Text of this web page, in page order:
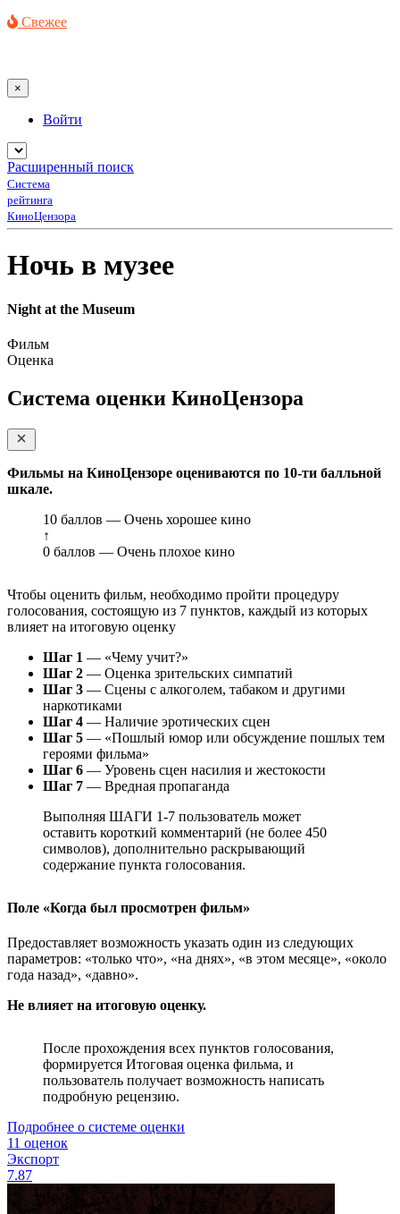
Свежее
×
Войти
Расширенный поиск
Система
рейтинга
КиноЦензора
Ночь в музее
Night at the Museum
Фильм
Оценка
Система оценки КиноЦензора
Фильмы на КиноЦензоре оцениваются по 10-ти балльной
шкале.
10 баллов — Очень хорошее кино
↑
0 баллов — Очень плохое кино
Чтобы оценить фильм, необходимо пройти процедуру
голосования, состоящую из 7 пунктов, каждый из которых
влияет на итоговую оценку
Шаг 1 — «Чему учит?»
Шаг 2 — Оценка зрительских симпатий
Шаг 3 — Сцены с алкоголем, табаком и другими
наркотиками
Шаг 4 — Наличие эротических сцен
Шаг 5 — «Пошлый юмор или обсуждение пошлых тем
героями фильма»
Шаг 6 — Уровень сцен насилия и жестокости
Шаг 7 — Вредная пропаганда
Выполняя ШАГИ 1-7 пользователь может
оставить короткий комментарий (не более 450
символов), дополнительно раскрывающий
содержание пункта голосования.
Поле «Когда был просмотрен фильм»
Предоставляет возможность указать один из следующих
параметров: «только что», «на днях», «в этом месяце», «около
года назад», «давно».
Не влияет на итоговую оценку.
После прохождения всех пунктов голосования,
формируется Итоговая оценка фильма, и
пользователь получает возможность написать
подробную рецензию.
Подробнее о системе оценки
11 оценок
Экспорт
7.87